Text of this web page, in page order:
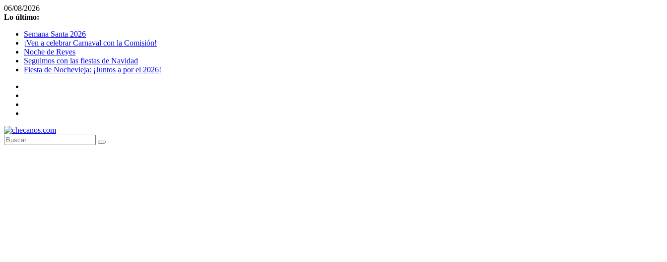
Saltar
al
06/08/2026
Lo último:
Semana Santa 2026
¡Ven a celebrar Carnaval con la Comisión!
Noche de Reyes
Seguimos con las fiestas de Navidad
Fiesta de Nochevieja: ¡Juntos a por el 2026!